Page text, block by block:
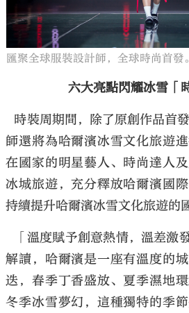
匯聚全球服裝設計師，全球時尚首發。
六大亮點閃耀冰雪「
時裝周期間，除了原創作品首
師還將為哈爾濱冰雪文化旅遊
在國家的明星藝人、時尚達人
冰城旅遊，充分釋放哈爾濱國際
持續提升哈爾濱冰雪文化旅遊的
「溫度賦予創意熱情，溫差激
解讀，哈爾濱是一座有溫度的
迭，春季丁香盛放、夏季濕地環
冬季冰雪夢幻，這種獨特的季